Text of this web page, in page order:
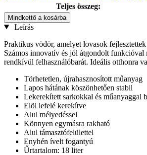
Teljes összeg:
Mindkettő a kosárba
Leírás
Praktikus vödör, amelyet lovasok
Számos innovatív és jól átgondolt funkcióval
rendkívül felhasználóbarát. Ideális otthonra
Törhetetlen, újrahasznosított műanyag
Lapos hátának köszönhetően stabil
Lekerekített sarkokkal és műanyaggal
Elöl lefelé kerekítve
Alul mélyedéssel
Könnyen egymásra rakható
Alul támasztófelülettel
Enyhén ívelt fogantyú
Űrtartalom: 18 liter